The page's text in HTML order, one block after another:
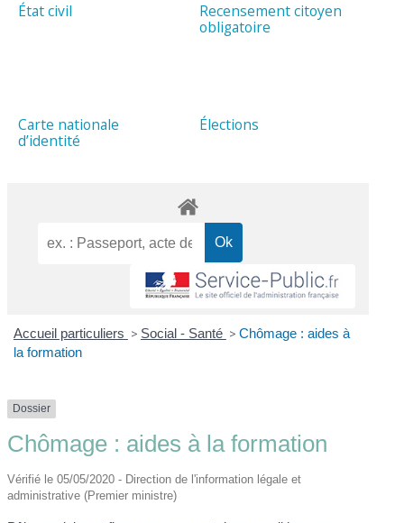
État civil
Recensement citoyen
obligatoire
Carte nationale
d’identité
Élections
Accueil particuliers > Social - Santé > Chômage : aides à
la formation
Dossier
Chômage : aides à la formation
Vérifié le 05/05/2020 - Direction de l'information légale et
administrative (Premier ministre)